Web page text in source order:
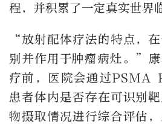
程，并积累了一定真实世界
“放射配体疗法的特点，
别并作用于肿瘤病灶。”
疗前，医院会通过PSMA
患者体内是否存在可识别
物摄取情况进行综合评估